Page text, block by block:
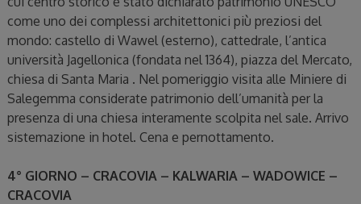
come uno dei complessi architettonici più preziosi del
mondo: castello di Wawel (esterno), cattedrale, l’antica
università Jagellonica (fondata nel 1364), piazza del Mercato,
chiesa di Santa Maria . Nel pomeriggio visita alle Miniere di
Salegemma considerate patrimonio dell’umanità per la
presenza di una chiesa interamente scolpita nel sale. Arrivo
sistemazione in hotel. Cena e pernottamento.
4° GIORNO – CRACOVIA – KALWARIA – WADOWICE –
CRACOVIA